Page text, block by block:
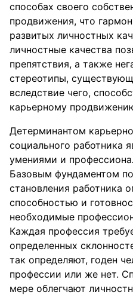
способах своего
продвижения, что
развитых личностных
личностные качества
препятствия, а также
стереотипы,
вследствие чего,
карьерному
Детерминантом
социального работника
умениями и
Базовым фундаментом
становления работника
способностью и
необходимые
Каждая профессия
определенных
так определяют, годен
профессии или же нет.
мере облегчают